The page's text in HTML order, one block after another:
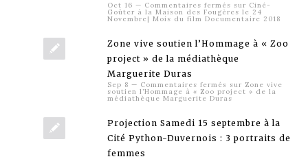
Oct 16 — Commentaires fermés sur Ciné-
Goûter à la Maison des Fougères le 24
Novembre| Mois du film Documentaire 2018
Zone vive soutien l’Hommage à « Zoo
project » de la médiathèque
Marguerite Duras
Sep 8 — Commentaires fermés sur Zone vive
soutien l’Hommage à « Zoo project » de la
médiathèque Marguerite Duras
Projection Samedi 15 septembre à la
Cité Python-Duvernois : 3 portraits de
femmes